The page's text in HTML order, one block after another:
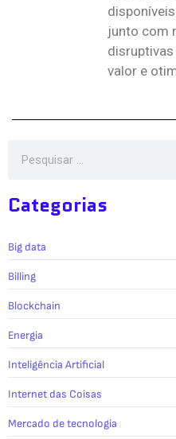
junto com
valor e
Categorias
Big data
Billing
Blockchain
Energia
Inteligência Artificial
Internet das Coisas
Mercado de tecnologia